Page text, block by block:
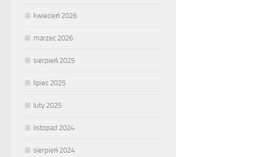
kwiecień 2026
marzec 2026
sierpień 2025
lipiec 2025
luty 2025
listopad 2024
sierpień 2024